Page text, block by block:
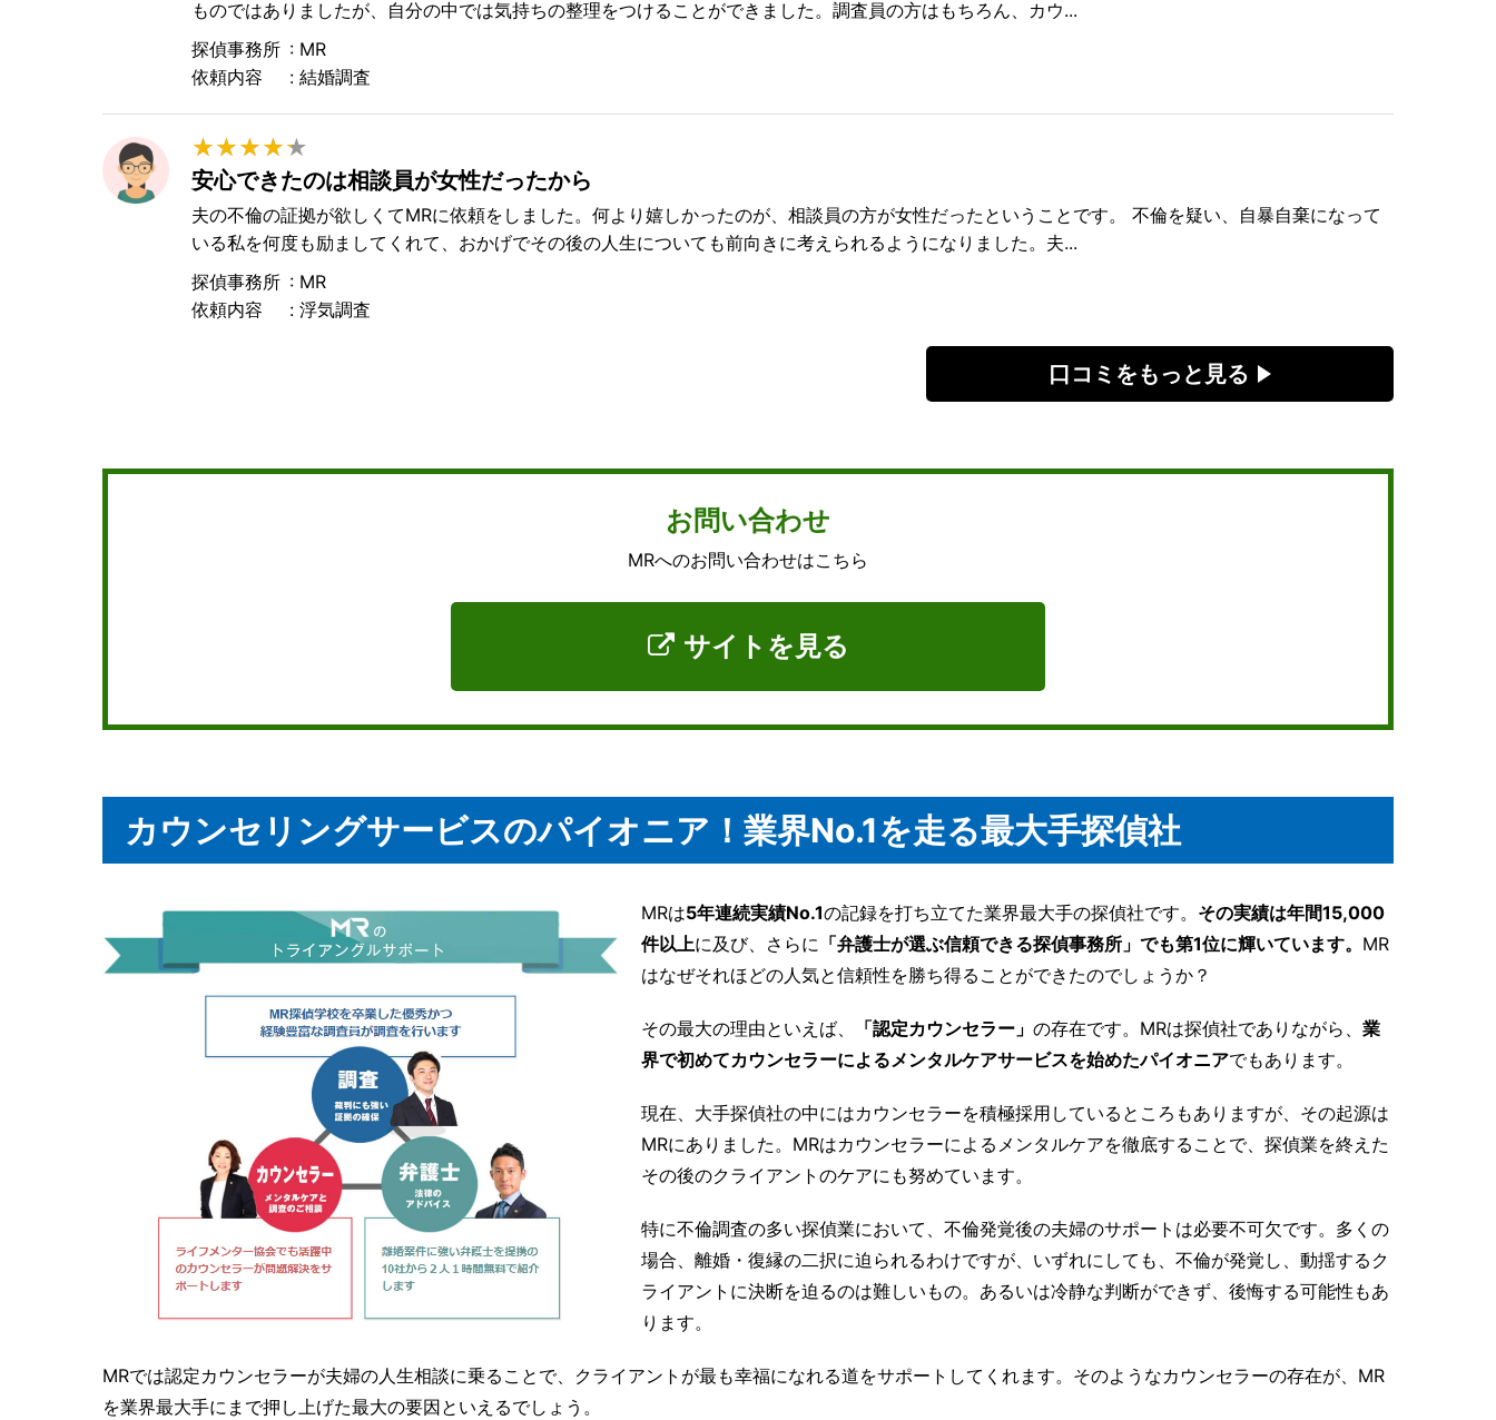
ものではありましたが、自分の中では気持ちの整理をつけることができました。調査員の方はもちろん、カウ...
探偵事務所
MR
依頼内容
結婚調査
★★★★★
★★★★★
安心できたのは相談員が女性だったから
夫の不倫の証拠が欲しくてMRに依頼をしました。何より嬉しかったのが、相談員の方が女性だったということです。 不倫を疑い、自暴自棄になって
いる私を何度も励ましてくれて、おかげでその後の人生についても前向きに考えられるようになりました。夫...
探偵事務所
MR
依頼内容
浮気調査
口コミをもっと見る
お問い合わせ
MRへのお問い合わせはこちら
サイトを見る
カウンセリングサービスのパイオニア！業界No.1を走る最大手探偵社
MRは5年連続実績No.1の記録を打ち立てた業界最大手の探偵社です。 その実績は年間15,000
件以上に及び、さらに 「弁護士が選ぶ信頼できる探偵事務所」でも第1位に輝いています。 MR
はなぜそれほどの人気と信頼性を勝ち得ることができたのでしょうか？
その最大の理由といえば、 「認定カウンセラー」 の存在です。MRは探偵社でありながら、 業
界で初めてカウンセラーによるメンタルケアサービスを始めたパイオニアでもあります。
現在、大手探偵社の中にはカウンセラーを積極採用しているところもありますが、その起源は
MRにありました。MRはカウンセラーによるメンタルケアを徹底することで、探偵業を終えた
その後のクライアントのケアにも努めています。
特に不倫調査の多い探偵業において、不倫発覚後の夫婦のサポートは必要不可欠です。多くの
場合、離婚・復縁の二択に迫られるわけですが、いずれにしても、不倫が発覚し、動揺するク
ライアントに決断を迫るのは難しいもの。あるいは冷静な判断ができず、後悔する可能性もあ
ります。
MRでは認定カウンセラーが夫婦の人生相談に乗ることで、クライアントが最も幸福になれる道をサポートしてくれます。そのようなカウンセラーの存在が、MR
を業界最大手にまで押し上げた最大の要因といえるでしょう。